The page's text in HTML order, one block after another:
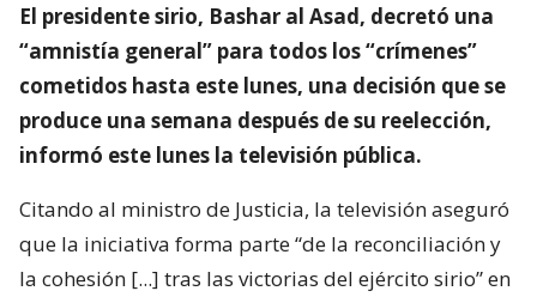
El presidente sirio, Bashar al Asad, decretó una
“amnistía general” para todos los “crímenes”
cometidos hasta este lunes, una decisión que se
produce una semana después de su reelección,
informó este lunes la televisión pública.
Citando al ministro de Justicia, la televisión aseguró
que la iniciativa forma parte “de la reconciliación y
la cohesión [...] tras las victorias del ejército sirio” en